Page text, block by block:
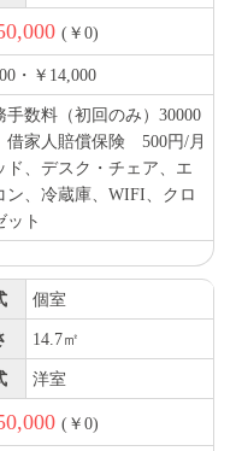
(￥0)
・￥14,000
手数料（初回のみ）30000
借家人賠償保険 500円/月
ド、デスク・チェア、エ
ン、冷蔵庫、WIFI、クロ
ット
個室
14.7㎡
洋室
(￥0)